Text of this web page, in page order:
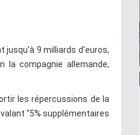
jusqu'à 9 milliards d'euros,
la compagnie allemande,
les répercussions de la
"5% supplémentaires